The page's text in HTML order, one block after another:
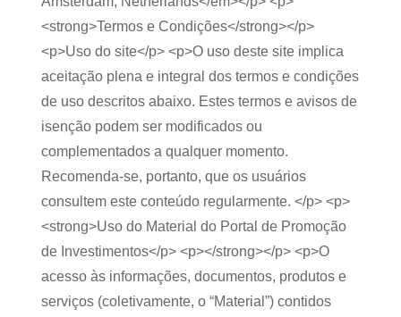
<strong>Termos e Condições</strong></p>
<p>Uso do site</p> <p>O uso deste site implica
aceitação plena e integral dos termos e condições
de uso descritos abaixo. Estes termos e avisos de
isenção podem ser modificados ou
complementados a qualquer momento.
Recomenda-se, portanto, que os usuários
consultem este conteúdo regularmente. </p> <p>
<strong>Uso do Material do Portal de Promoção
de Investimentos</p> <p></strong></p> <p>O
acesso às informações, documentos, produtos e
serviços (coletivamente, o “Material”) contidos